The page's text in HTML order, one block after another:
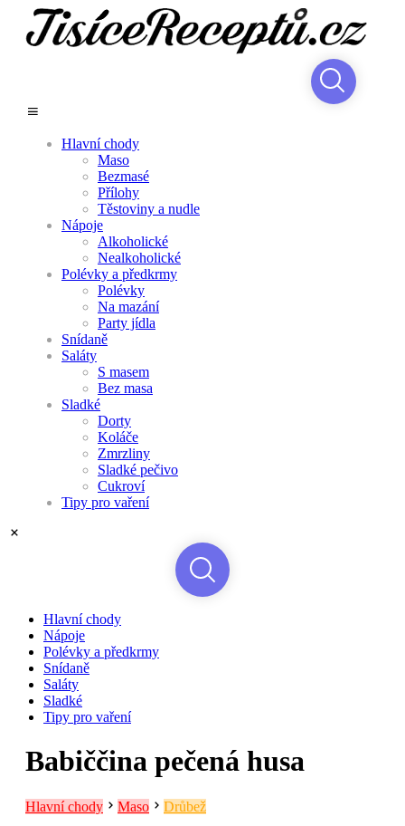
Hlavní chody
Maso
Bezmasé
Přílohy
Těstoviny a nudle
Nápoje
Alkoholické
Nealkoholické
Polévky a předkrmy
Polévky
Na mazání
Party jídla
Snídaně
Saláty
S masem
Bez masa
Sladké
Dorty
Koláče
Zmrzliny
Sladké pečivo
Cukroví
Tipy pro vaření
Hlavní chody
Nápoje
Polévky a předkrmy
Snídaně
Saláty
Sladké
Tipy pro vaření
Babiččina pečená husa
Hlavní chody Maso Drůbež